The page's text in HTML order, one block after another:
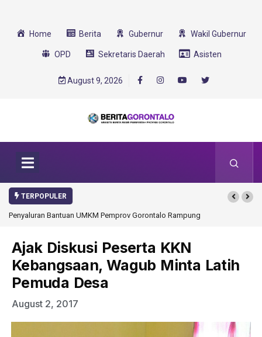
Home Berita Gubernur Wakil Gubernur
OPD Sekretaris Daerah Asisten
August 9, 2026
TERPOPULER
Rampung Gorontalo Ikut Dukung Program SMA Unggul Garuda
Ajak Diskusi Peserta KKN
Kebangsaan, Wagub Minta Latih
Pemuda Desa
August 2, 2017